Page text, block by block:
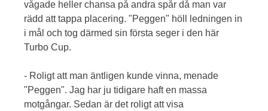
vågade heller chansa på andra spår då man var
rädd att tappa placering. "Peggen" höll ledningen in
i mål och tog därmed sin första seger i den här
Turbo Cup.
- Roligt att man äntligen kunde vinna, menade
"Peggen". Jag har ju tidigare haft en massa
motgångar. Sedan är det roligt att visa